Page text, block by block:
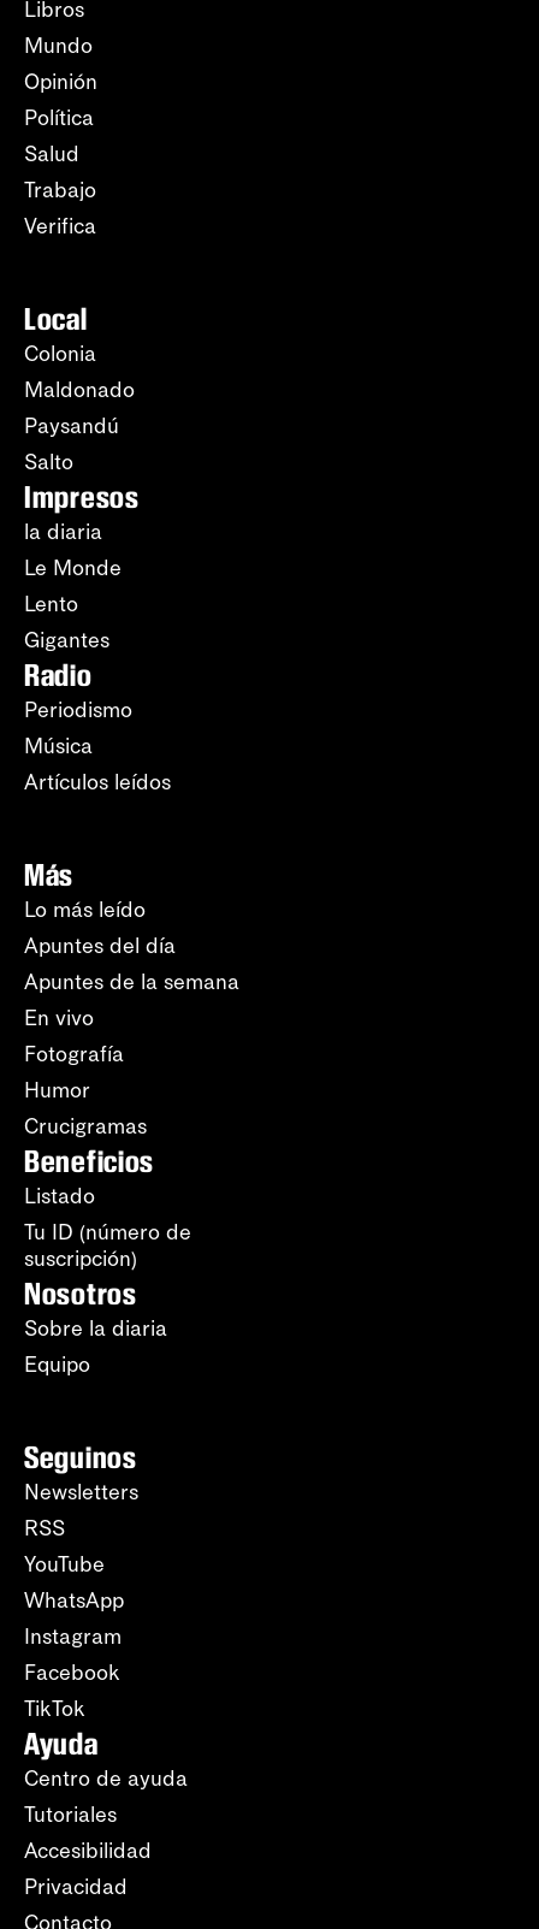
Libros
Mundo
Opinión
Política
Salud
Trabajo
Verifica
Local
Colonia
Maldonado
Paysandú
Salto
Impresos
la diaria
Le Monde
Lento
Gigantes
Radio
Periodismo
Música
Artículos leídos
Más
Lo más leído
Apuntes del día
Apuntes de la semana
En vivo
Fotografía
Humor
Crucigramas
Beneficios
Listado
Tu ID (número de
suscripción)
Nosotros
Sobre la diaria
Equipo
Seguinos
Newsletters
RSS
YouTube
WhatsApp
Instagram
Facebook
TikTok
Ayuda
Centro de ayuda
Tutoriales
Accesibilidad
Privacidad
Contacto